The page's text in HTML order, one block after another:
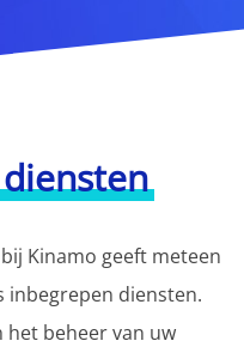
Kinamo geeft meteen
inbegrepen diensten.
het beheer van uw